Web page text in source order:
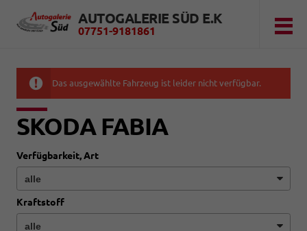
AUTOGALERIE SÜD E.K
07751-9181861
Das ausgewählte Fahrzeug ist leider nicht verfügbar.
SKODA FABIA
Verfügbarkeit, Art
Kraftstoff